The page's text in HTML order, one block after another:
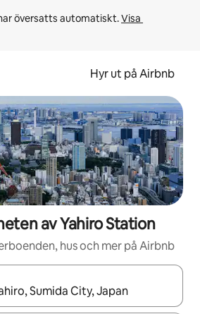
översatts automatiskt. Visa
Hyr ut på Airbnb
av Yahiro Station
hus och mer på Airbnb
kan du navigera med upp- och